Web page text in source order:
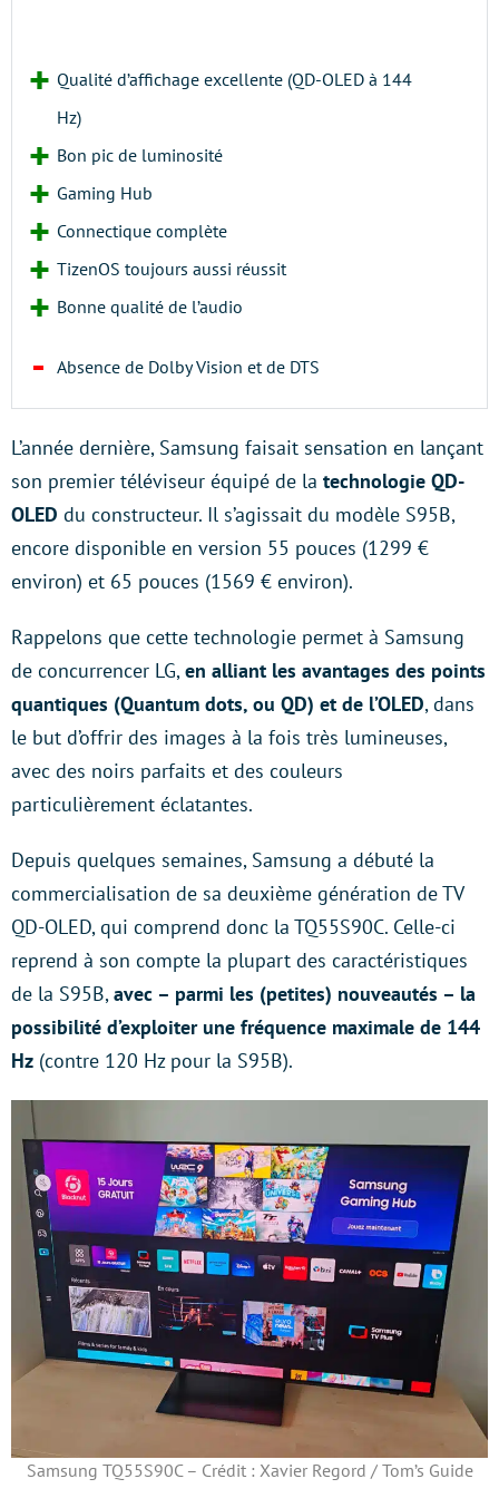
Qualité d’affichage excellente (QD-OLED à 144
Hz)
Bon pic de luminosité
Gaming Hub
Connectique complète
TizenOS toujours aussi réussit
Bonne qualité de l’audio
Absence de Dolby Vision et de DTS
L’année dernière, Samsung faisait sensation en lançant
son premier téléviseur équipé de la technologie QD-
OLED du constructeur. Il s’agissait du modèle S95B,
encore disponible en version 55 pouces (1299 €
environ) et 65 pouces (1569 € environ).
Rappelons que cette technologie permet à Samsung
de concurrencer LG,en alliant les avantages des points
quantiques (Quantum dots, ou QD) et de l’OLED, dans
le but d’offrir des images à la fois très lumineuses,
avec des noirs parfaits et des couleurs
particulièrement éclatantes.
Depuis quelques semaines, Samsung a débuté la
commercialisation de sa deuxième génération de TV
QD-OLED, qui comprend donc la TQ55S90C. Celle-ci
reprend à son compte la plupart des caractéristiques
de la S95B,avec – parmi les (petites) nouveautés – la
possibilité d’exploiter une fréquence maximale de 144
Hz (contre 120 Hz pour la S95B).
Samsung TQ55S90C – Crédit : Xavier Regord / Tom’s Guide